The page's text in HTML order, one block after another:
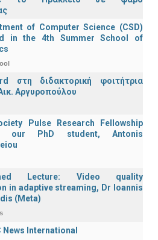
of Computer Science (CSD)
in the 4th Summer School of
στη διδακτορική φοιτήτρια
Αργυροπούλου
Pulse Research Fellowship
our PhD student, Antonis
Lecture: Video quality
in adaptive streaming, Dr Ioannis
(Meta)
News International